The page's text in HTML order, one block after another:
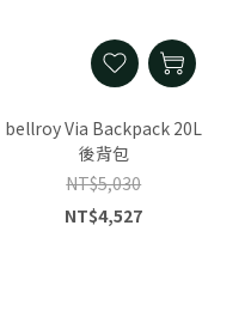
bellroy Via Backpack 20L
後背包
NT$5,030
NT$4,527